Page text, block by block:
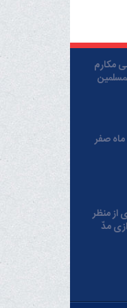
مکارم
ماه صفر
از منظر
مدّ